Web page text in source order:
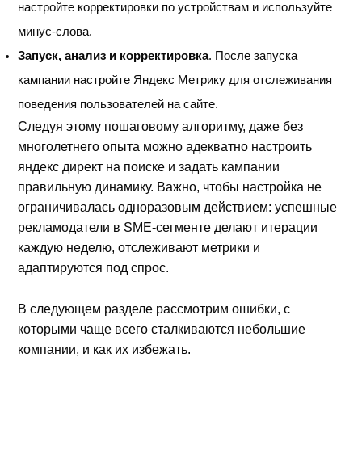
настройте корректировки по устройствам и используйте
минус-слова.
Запуск, анализ и корректировка. После запуска
кампании настройте Яндекс Метрику для отслеживания
поведения пользователей на сайте.
Следуя этому пошаговому алгоритму, даже без
многолетнего опыта можно адекватно настроить
яндекс директ на поиске и задать кампании
правильную динамику. Важно, чтобы настройка не
ограничивалась одноразовым действием: успешные
рекламодатели в SME-сегменте делают итерации
каждую неделю, отслеживают метрики и
адаптируются под спрос.
В следующем разделе рассмотрим ошибки, с
которыми чаще всего сталкиваются небольшие
компании, и как их избежать.